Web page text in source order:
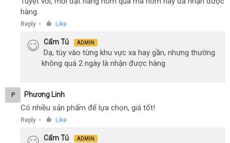
hàng.
Reply ● Like
Cẩm Tú ADMIN
Dạ, tùy vào từng khu vực xa hay gần, nhưng thường
không quá 2 ngày là nhận được hàng
P Phương Linh
Có nhiều sản phẩm để lựa chọn, giá tốt!
Reply ● Like
Cẩm Tú ADMIN